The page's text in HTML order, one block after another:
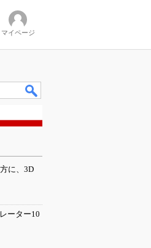
マイページ
に、3D
ーター10